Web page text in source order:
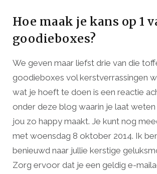
Hoe maak je kans op 1
goodieboxes?
We geven maar liefst drie van die
goodieboxes vol kerstverrassingen
wat je hoeft te doen is een reactie
onder deze blog waarin je laat
jou zo happy maakt. Je kunt nog
met woensdag 8 oktober 2014. Ik
benieuwd naar jullie kerstige
Zorg ervoor dat je een geldig e-